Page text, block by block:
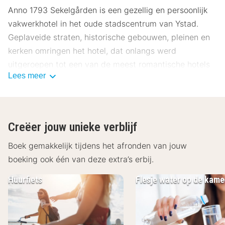
Anno 1793 Sekelgården is een gezellig en persoonlijk
vakwerkhotel in het oude stadscentrum van Ystad.
Geplaveide straten, historische gebouwen, pleinen en
kerken omringen het hotel, dat onlangs werd
uitgeroepen tot een van de meest romantische hotels
van Zweden.
goed bewaard gebleven charme die drie eeuwen
overspant. Hier woon je in persoonlijke kamers met een
uniek karakter waar niets hetzelfde is. De kamers
18e eeuw. Tussen de gebouwen ligt een weelderige
tuin omringd door vakwerkhuizen en kinderkopjes. Alle
kamers van Om Anno 1793 Sekelgården hebben
Lees meer
Creëer jouw unieke verblijf
Boek gemakkelijk tijdens het afronden van jouw
boeking ook één van deze extra’s erbij.
Huurfiets Flesje water op de